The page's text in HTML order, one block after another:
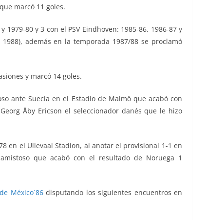
marcó 11 goles.
1979-80 y 3 con el PSV Eindhoven: 1985-86, 1986-87 y
además en la temporada 1987/88 se proclamó
y marcó 14 goles.
ante Suecia en el Estadio de Malmö que acabó con
Åby Ericson el seleccionador danés que le hizo
en el Ullevaal Stadion, al anotar el provisional 1-1 en
que acabó con el resultado de Noruega 1
México´86disputando los siguientes encuentros en